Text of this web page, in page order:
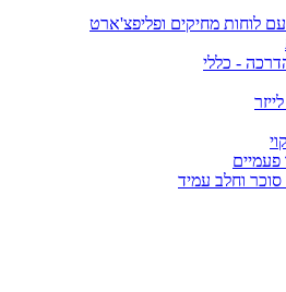
לוחות מחיקים ופליפצ'ארט
- כללי
וחלב עמיד